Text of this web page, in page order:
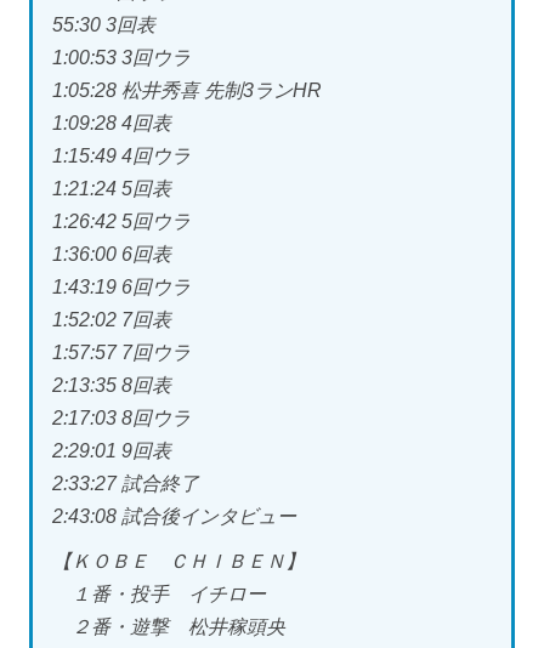
55:30 3回表
1:00:53 3回ウラ
1:05:28 松井秀喜 先制3ランHR
1:09:28 4回表
1:15:49 4回ウラ
1:21:24 5回表
1:26:42 5回ウラ
1:36:00 6回表
1:43:19 6回ウラ
1:52:02 7回表
1:57:57 7回ウラ
2:13:35 8回表
2:17:03 8回ウラ
2:29:01 9回表
2:33:27 試合終了
2:43:08 試合後インタビュー
【ＫＯＢＥ ＣＨＩＢＥＮ】
１番・投手 イチロー
２番・遊撃 松井稼頭央